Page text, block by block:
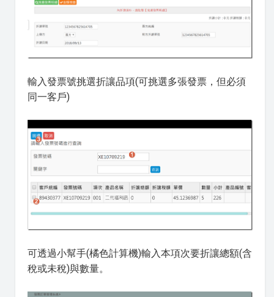
輸入發票號挑選折讓品項(可挑選多張發票，但必須
同一客戶)
可透過小幫手(橘色計算機)輸入本項次要折讓總額(含
稅或未稅)與數量。